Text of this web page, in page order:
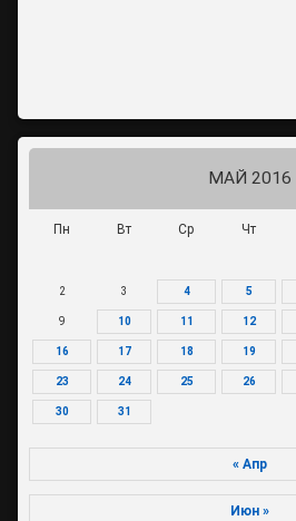
МАЙ 2016
Пн Вт Ср Чт
2 3 4 5
9 10 11 12
16 17 18 19
23 24 25 26
30 31
« Апр
Июн »